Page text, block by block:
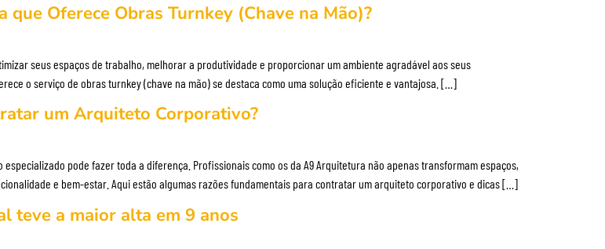
Oferece Obras Turnkey (Chave na Mão)?
seus espaços de trabalho, melhorar a produtividade e proporcionar um ambiente agradável aos seus
o serviço de obras turnkey (chave na mão) se destaca como uma solução eficiente e vantajosa. […]
um Arquiteto Corporativo?
pode fazer toda a diferença. Profissionais como os da A9 Arquitetura não apenas transformam espaços,
e bem-estar. Aqui estão algumas razões fundamentais para contratar um arquiteto corporativo e dicas […]
teve a maior alta em 9 anos